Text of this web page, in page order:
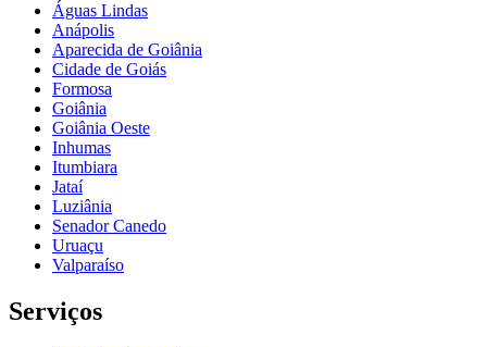
Águas Lindas
Anápolis
Aparecida de Goiânia
Cidade de Goiás
Formosa
Goiânia
Goiânia Oeste
Inhumas
Itumbiara
Jataí
Luziânia
Senador Canedo
Uruaçu
Valparaíso
Serviços